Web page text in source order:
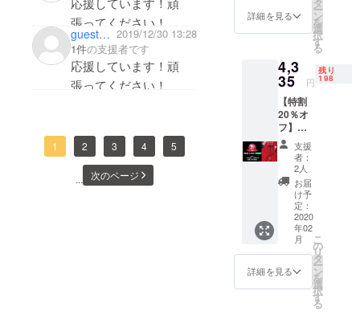
張ってください！
guest63ef6b3353c4 2019/12/30 13:28
1件の支援者です
応援しています！頑
張ってください！
1 2 3 4 5
... 次のページ
荷時期
ます。
※使用感
等に関
する返
品・返
金はお
受けい
たしか
ねま
す。
通常販
売価
格：
→4,335
円 ・送
料無料
・カ
ラー：
ブラッ
ク ※色
は2色か
らお選
びいた
だけま
す。 ※
ご注文
状況、
使用部
材の供
給状
詳細を見る ー
ン
を
選
択
す
る
4,3
35 円
残り
198
【特割
20％オ
フ】＜
4-in-1
charger
cable
赤＞ 先
着200名
限定 ■4-
in-1
charger
cable
1個 ・
通常販
売価
格：
支援
者：
2人
お届
け予
定：
2020
年02
月
詳細を見る
こ
の
リ
タ
ー
ン
を
選
択
す
る